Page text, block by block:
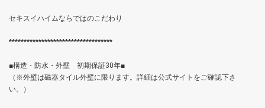
セキスイハイムならではのこだわり
***********************************
■構造・防水・外壁 初期保証30年■
（※外壁は磁器タイル外壁に限ります。詳細は公式サイトをご確認下さ
い。）